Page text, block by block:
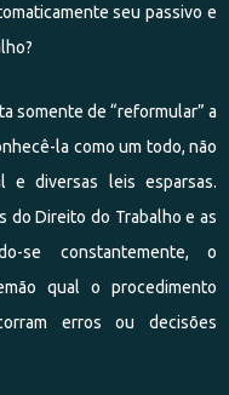
seu passivo e
somente de “reformular” a
la como um todo, não
e diversas leis esparsas.
do Direito do Trabalho e as
se constantemente, o
qual o procedimento
erros ou decisões